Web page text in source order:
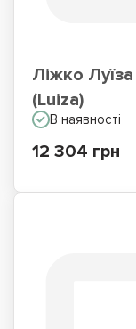
Ліжко
(Luiza)
В наявності
12 304 грн